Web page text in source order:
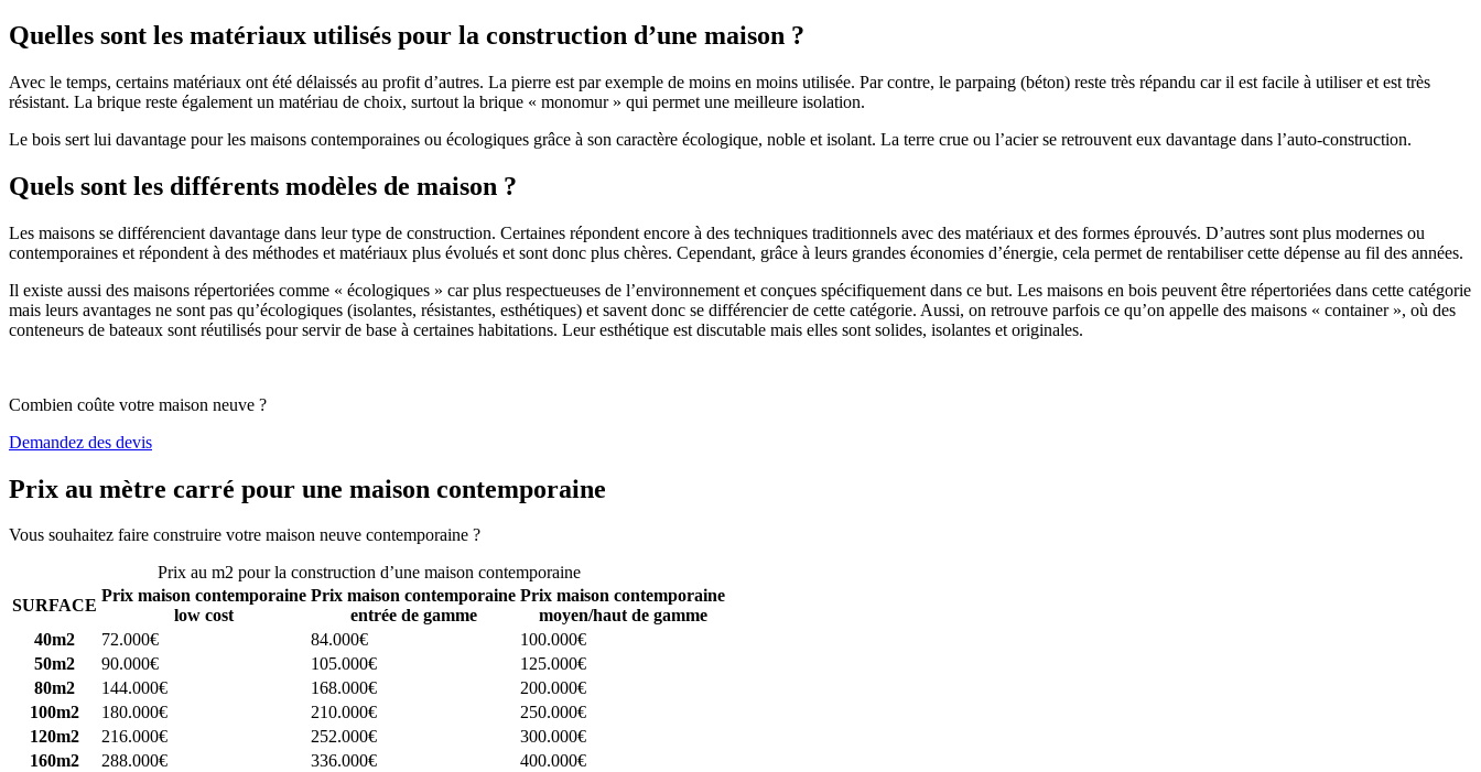
Quelles sont les matériaux utilisés pour la construction d’une maison ?
Avec le temps, certains matériaux ont été délaissés au profit d’autres. La pierre est par exemple de moins en moins utilisée. Par contre, le parpaing (béton) reste très répandu car il est facile à utiliser et est très
résistant. La brique reste également un matériau de choix, surtout la brique « monomur » qui permet une meilleure isolation.
Le bois sert lui davantage pour les maisons contemporaines ou écologiques grâce à son caractère écologique, noble et isolant. La terre crue ou l’acier se retrouvent eux davantage dans l’auto-construction.
Quels sont les différents modèles de maison ?
Les maisons se différencient davantage dans leur type de construction. Certaines répondent encore à des techniques traditionnels avec des matériaux et des formes éprouvés. D’autres sont plus modernes ou
contemporaines et répondent à des méthodes et matériaux plus évolués et sont donc plus chères. Cependant, grâce à leurs grandes économies d’énergie, cela permet de rentabiliser cette dépense au fil des années.
Il existe aussi des maisons répertoriées comme « écologiques » car plus respectueuses de l’environnement et conçues spécifiquement dans ce but. Les maisons en bois peuvent être répertoriées dans cette catégorie
mais leurs avantages ne sont pas qu’écologiques (isolantes, résistantes, esthétiques) et savent donc se différencier de cette catégorie. Aussi, on retrouve parfois ce qu’on appelle des maisons « container », où des
conteneurs de bateaux sont réutilisés pour servir de base à certaines habitations. Leur esthétique est discutable mais elles sont solides, isolantes et originales.
Combien coûte votre maison neuve ?
Demandez des devis
Prix au mètre carré pour une maison contemporaine
Vous souhaitez faire construire votre maison neuve contemporaine ?
Prix au m2 pour la construction d’une maison contemporaine
SURFACE
Prix maison contemporaine
low cost
Prix maison contemporaine
entrée de gamme
Prix maison contemporaine
moyen/haut de gamme
40m2
72.000€ 84.000€
100.000€
50m2
90.000€ 105.000€
125.000€
80m2
144.000€ 168.000€
200.000€
100m2
180.000€ 210.000€
250.000€
120m2
216.000€ 252.000€
300.000€
160m2
288.000€ 336.000€
400.000€